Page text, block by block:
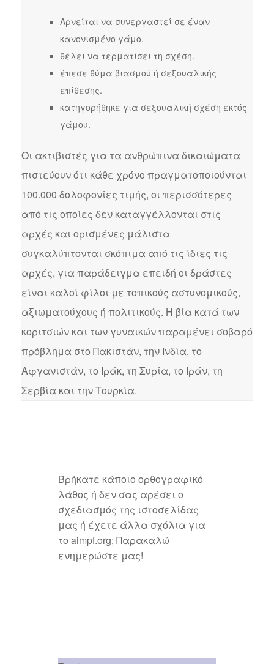
Αρνείται να συνεργαστεί σε έναν
κανονισμένο γάμο.
θέλει να τερματίσει τη σχέση.
έπεσε θύμα βιασμού ή σεξουαλικής
επίθεσης.
κατηγορήθηκε για σεξουαλική σχέση εκτός
γάμου.
Οι ακτιβιστές για τα ανθρώπινα δικαιώματα
πιστεύουν ότι κάθε χρόνο πραγματοποιούνται
100.000 δολοφονίες τιμής, οι περισσότερες
από τις οποίες δεν καταγγέλλονται στις
αρχές και ορισμένες μάλιστα
συγκαλύπτονται σκόπιμα από τις ίδιες τις
αρχές, για παράδειγμα επειδή οι δράστες
είναι καλοί φίλοι με τοπικούς αστυνομικούς,
αξιωματούχους ή πολιτικούς. Η βία κατά των
κοριτσιών και των γυναικών παραμένει σοβαρό
πρόβλημα στο Πακιστάν, την Ινδία, το
Αφγανιστάν, το Ιράκ, τη Συρία, το Ιράν, τη
Σερβία και την Τουρκία.
Βρήκατε κάποιο ορθογραφικό
λάθος ή δεν σας αρέσει ο
σχεδιασμός της ιστοσελίδας
μας ή έχετε άλλα σχόλια για
το aimpf.org; Παρακαλώ
ενημερώστε μας!